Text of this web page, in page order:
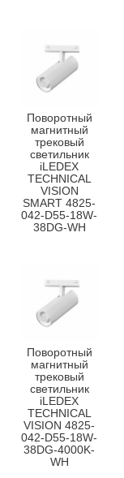
Поворотный
магнитный
трековый
светильник
iLEDEX
TECHNICAL
VISION
SMART 4825-
042-D55-18W-
38DG-WH
Поворотный
магнитный
трековый
светильник
iLEDEX
TECHNICAL
VISION 4825-
042-D55-18W-
38DG-4000K-
WH